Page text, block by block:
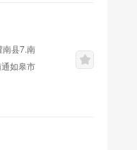
南县7.南
如皋市
仪征市